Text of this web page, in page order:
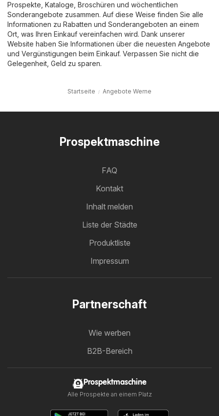
Prospekte, Kataloge, Broschüren und wöchentlichen
Sonderangebote zusammen. Auf diese Weise finden Sie alle
Informationen zu Rabatten und Sonderangeboten an einem
Ort, was Ihren Einkauf vereinfachen wird. Dank unserer
Website haben Sie Informationen über die neuesten Angebote
und Vergünstigungen beim Einkauf. Verpassen Sie nicht die
Gelegenheit, Geld zu sparen.
Startseite Angebote Werne
Prospektmaschine
FAQ
Kontakt
Inhalt melden
Liste der Städte
Produktliste
Impressum
Partnerschaft
Wie werben
B2B-Bereich
Prospektmaschine
Alle Prospekte an einem Platz